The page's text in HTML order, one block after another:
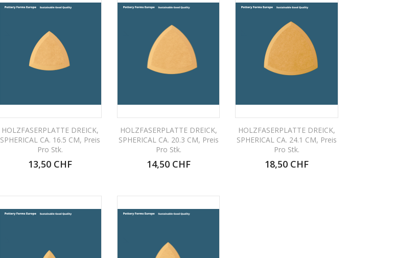
HOLZFASERPLATTE DREICK,
SPHERICAL CA. 16.5 CM, Preis
Pro Stk.
13,50 CHF
HOLZFASERPLATTE DREICK,
SPHERICAL CA. 20.3 CM, Preis
Pro Stk.
14,50 CHF
HOLZFASERPLATTE DREICK,
SPHERICAL CA. 24.1 CM, Preis
Pro Stk.
18,50 CHF